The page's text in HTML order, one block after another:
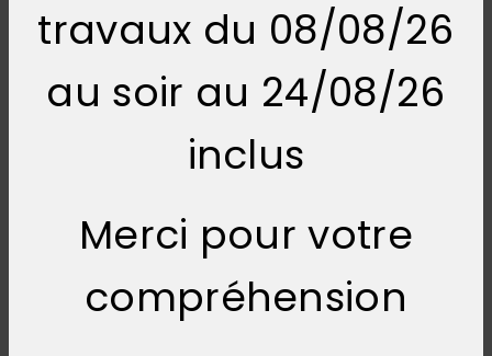
travaux du 08/08/26
au soir au 24/08/26
inclus
Merci pour votre
compréhension